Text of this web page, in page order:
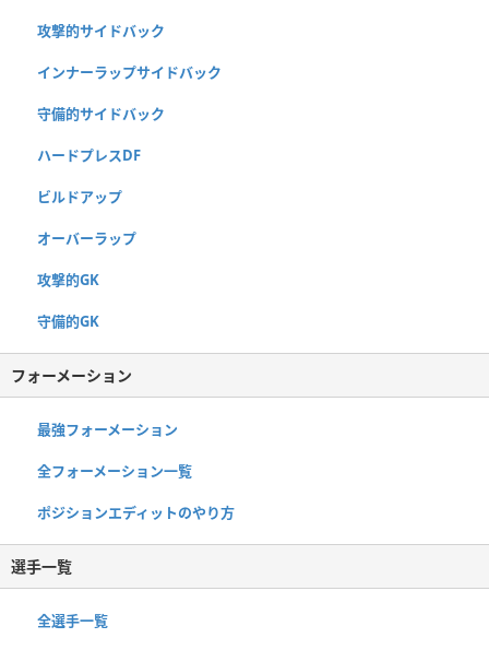
攻撃的サイドバック
インナーラップサイドバック
守備的サイドバック
ハードプレスDF
ビルドアップ
オーバーラップ
攻撃的GK
守備的GK
フォーメーション
最強フォーメーション
全フォーメーション一覧
ポジションエディットのやり方
選手一覧
全選手一覧